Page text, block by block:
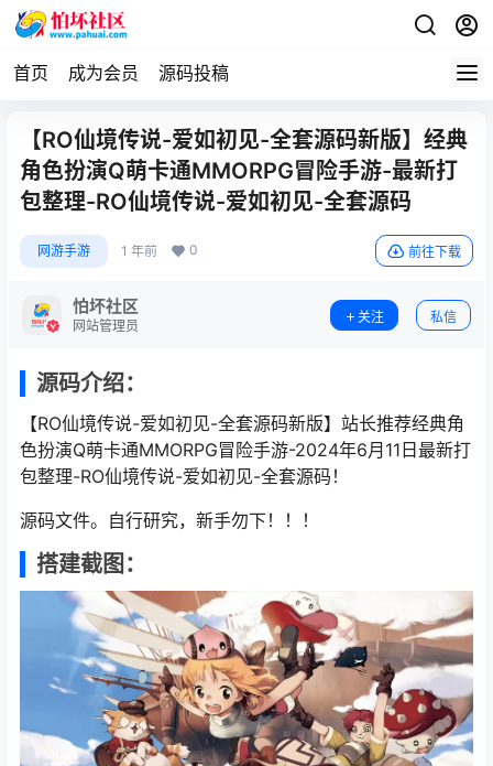
首页 成为会员 源码投稿
【RO仙境传说-爱如初见-全套源码新版】经典
角色扮演Q萌卡通MMORPG冒险手游-最新打
包整理-RO仙境传说-爱如初见-全套源码
网游手游 1 年前 0 前往下载
怕坏社区
网站管理员
关注 私信
源码介绍：
【RO仙境传说-爱如初见-全套源码新版】站长推荐经典角
色扮演Q萌卡通MMORPG冒险手游-2024年6月11日最新打
包整理-RO仙境传说-爱如初见-全套源码！
源码文件。自行研究，新手勿下！！！
搭建截图：